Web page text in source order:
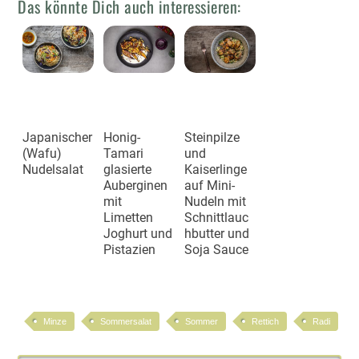
Das könnte Dich auch interessieren:
Japanischer
(Wafu)
Nudelsalat
Honig-
Tamari
glasierte
Auberginen
mit
Limetten
Joghurt und
Pistazien
Steinpilze
und
Kaiserlinge
auf Mini-
Nudeln mit
Schnittlauc
hbutter und
Soja Sauce
Minze Sommersalat Sommer Rettich Radi